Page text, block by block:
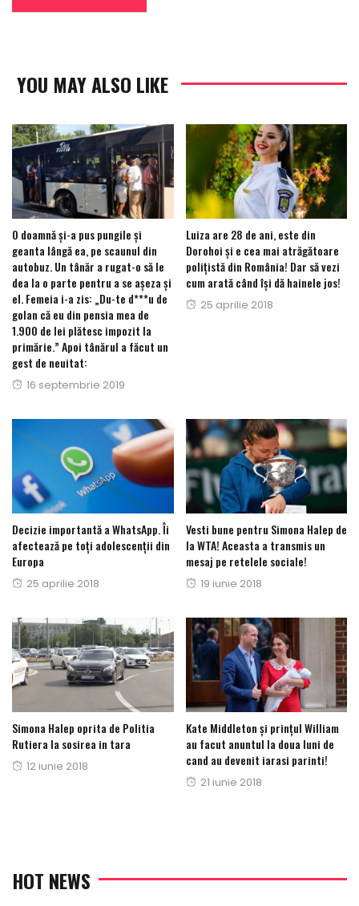
YOU MAY ALSO LIKE
O doamnă și-a pus pungile și
geanta lângă ea, pe scaunul din
autobuz. Un tânăr a rugat-o să le
dea la o parte pentru a se așeza și
el. Femeia i-a zis: „Du-te d***u de
golan că eu din pensia mea de
1.900 de lei plătesc impozit la
primărie.” Apoi tânărul a făcut un
gest de neuitat:
Posted
16 septembrie 2019
Luiza are 28 de ani, este din
Dorohoi și e cea mai atrăgătoare
polițistă din România! Dar să vezi
cum arată când își dă hainele jos!
Posted
25 aprilie 2018
Decizie importantă a WhatsApp. Îi
afectează pe toți adolescenții din
Europa
Posted
25 aprilie 2018
Vesti bune pentru Simona Halep de
la WTA! Aceasta a transmis un
mesaj pe retelele sociale!
Posted
19 iunie 2018
Simona Halep oprita de Politia
Rutiera la sosirea in tara
Posted
12 iunie 2018
Kate Middleton și prințul William
au facut anuntul la doua luni de
cand au devenit iarasi parinti!
Posted
21 iunie 2018
HOT NEWS